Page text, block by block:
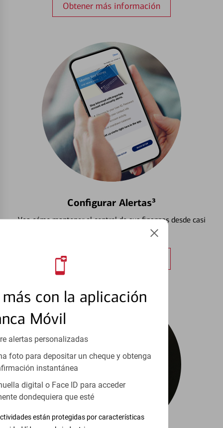
con la aplicación
Móvil
alertas personalizadas
foto para depositar un cheque y obtenga
instantánea
digital o Face ID para acceder
dondequiera que esté
están protegidas por características
Obtener más información
Configurar Alertas³
Vea cómo mantener el control de sus finanzas desde casi
Obtener más información